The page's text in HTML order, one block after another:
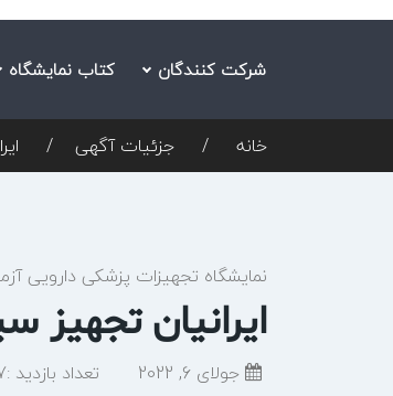
شرکت کنندگان کتاب نمایشگاه
خانه جزئیات آگهی
نمایشگاه تجهیزات پزشکی دارویی
ایرانیان تجهیز
جولای 6, 2022 تعداد بازدید :